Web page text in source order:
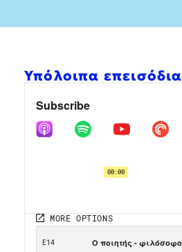
Υπόλοιπα επεισόδια